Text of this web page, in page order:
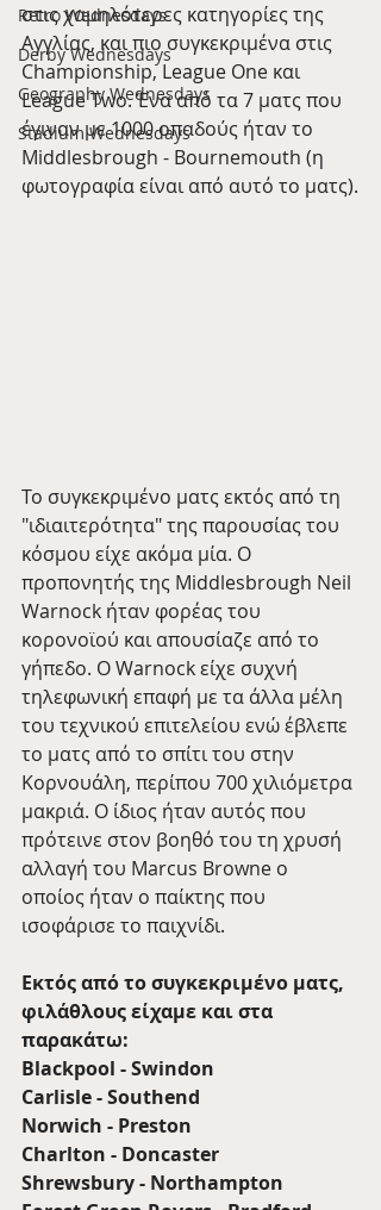
Retro Wednesdays
Derby Wednesdays
Geography Wednesdays
Stadium Wednesdays
στις χαμηλότερες κατηγορίες της
Αγγλίας, και πιο συγκεκριμένα στις
Championship, League One και
League Two. Ένα από τα 7 ματς που
έγιναν με 1000 οπαδούς ήταν το
Middlesbrough - Bournemouth (η
φωτογραφία είναι από αυτό το ματς).
Το συγκεκριμένο ματς εκτός από τη
"ιδιαιτερότητα" της παρουσίας του
κόσμου είχε ακόμα μία. Ο
προπονητής της Middlesbrough Neil
Warnock ήταν φορέας του
κορονοϊού και απουσίαζε από το
γήπεδο. Ο Warnock είχε συχνή
τηλεφωνική επαφή με τα άλλα μέλη
του τεχνικού επιτελείου ενώ έβλεπε
το ματς από το σπίτι του στην
Κορνουάλη, περίπου 700 χιλιόμετρα
μακριά. Ο ίδιος ήταν αυτός που
πρότεινε στον βοηθό του τη χρυσή
αλλαγή του Marcus Browne ο
οποίος ήταν ο παίκτης που
ισοφάρισε το παιχνίδι.
Εκτός από το συγκεκριμένο ματς,
φιλάθλους είχαμε και στα
παρακάτω:
Blackpool - Swindon
Carlisle - Southend
Norwich - Preston
Charlton - Doncaster
Shrewsbury - Northampton